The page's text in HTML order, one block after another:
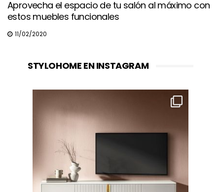
Aprovecha el espacio de tu salón al máximo con
estos muebles funcionales
11/02/2020
STYLOHOME EN INSTAGRAM